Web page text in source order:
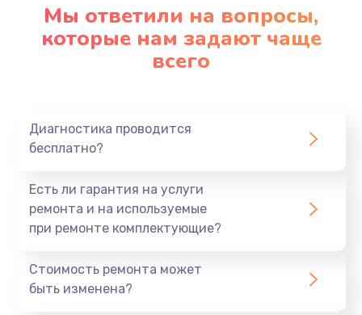
1290 руб.
Заказать
890 руб.
Замена тачпада
990 руб.
Замена динамика
Мы ответили на вопросы,
которые нам задают чаще
всего
Диагностика проводится
бесплатно?
Есть ли гарантия на услуги
ремонта и на используемые
при ремонте комплектующие?
Стоимость ремонта может
быть изменена?